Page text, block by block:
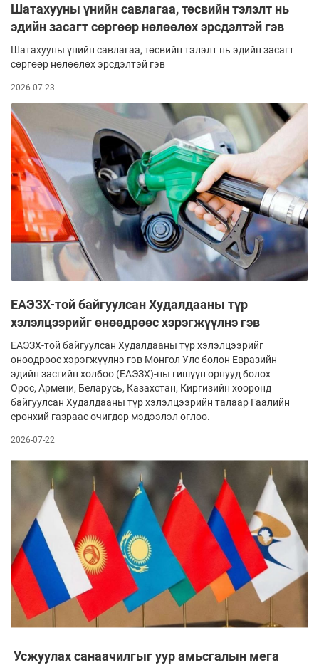
Шатахууны үнийн савлагаа, төсвийн тэлэлт нь
эдийн засагт сөргөөр нөлөөлөх эрсдэлтэй гэв
Шатахууны үнийн савлагаа, төсвийн тэлэлт нь эдийн засагт
сөргөөр нөлөөлөх эрсдэлтэй гэв
2026-07-23
ЕАЭЗХ-той байгуулсан Худалдааны түр
хэлэлцээрийг өнөөдрөөс хэрэгжүүлнэ гэв
ЕАЭЗХ-той байгуулсан Худалдааны түр хэлэлцээрийг
өнөөдрөөс хэрэгжүүлнэ гэв Монгол Улс болон Евразийн
эдийн засгийн холбоо (ЕАЭЗХ)-ны гишүүн орнууд болох
Орос, Армени, Беларусь, Казахстан, Киргизийн хооронд
байгуулсан Худалдааны түр хэлэлцээрийн талаар Гаалийн
ерөнхий газраас өчигдөр мэдээлэл өглөө.
2026-07-22
Усжуулах санаачилгыг уур амьсгалын мега